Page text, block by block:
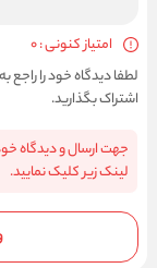
امتیاز کنونی : 0
لطفا دیدگاه خود را راجع
اشتراک بگذارید.
جهت ارسال و دیدگاه
لینک زیر کلیک نمایید.